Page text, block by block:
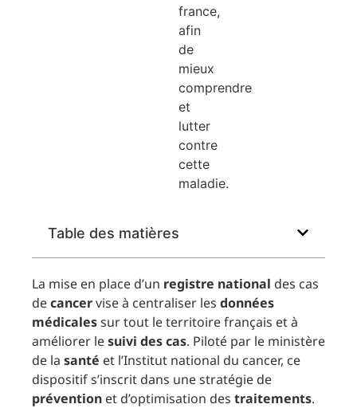
Table des matières
La mise en place d’un registre national des cas
decancervise à centraliser les données
médicalessur tout le territoire français et à
améliorer lesuivi des cas. Piloté par le ministère
de la santé et l’Institut national du cancer, ce
dispositif s’inscrit dans une stratégie de
prévention et d’optimisation des traitements.